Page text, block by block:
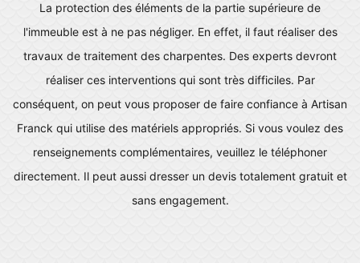
La protection des éléments de la partie supérieure de
l'immeuble est à ne pas négliger. En effet, il faut réaliser des
travaux de traitement des charpentes. Des experts devront
réaliser ces interventions qui sont très difficiles. Par
conséquent, on peut vous proposer de faire confiance à Artisan
Franck qui utilise des matériels appropriés. Si vous voulez des
renseignements complémentaires, veuillez le téléphoner
directement. Il peut aussi dresser un devis totalement gratuit et
sans engagement.